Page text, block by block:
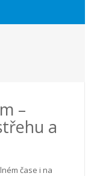
–
a
čase i na